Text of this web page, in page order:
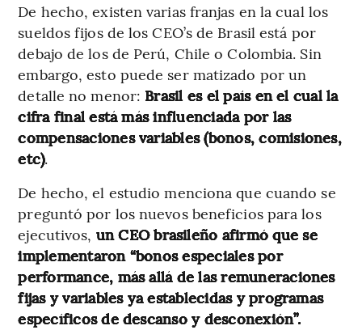
De hecho, existen varias franjas en la cual los
sueldos fijos de los CEO’s de Brasil está por
debajo de los de Perú, Chile o Colombia. Sin
embargo, esto puede ser matizado por un
detalle no menor: Brasil es el país en el cual la
cifra final está más influenciada por las
compensaciones variables (bonos, comisiones,
etc).
De hecho, el estudio menciona que cuando se
preguntó por los nuevos beneficios para los
ejecutivos, un CEO brasileño afirmó que se
implementaron “bonos especiales por
performance, más allá de las remuneraciones
fijas y variables ya establecidas y programas
específicos de descanso y desconexión”.